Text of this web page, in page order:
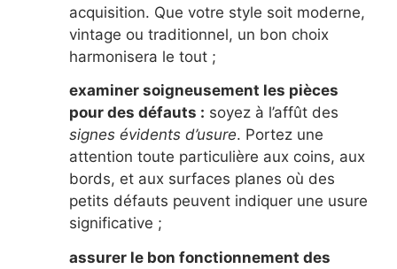
acquisition. Que votre style soit moderne,
vintage ou traditionnel, un bon choix
harmonisera le tout ;
examiner soigneusement les pièces
pour des défauts : soyez à l’affût des
signes évidents d’usure. Portez une
attention toute particulière aux coins, aux
bords, et aux surfaces planes où des
petits défauts peuvent indiquer une usure
significative ;
assurer le bon fonctionnement des